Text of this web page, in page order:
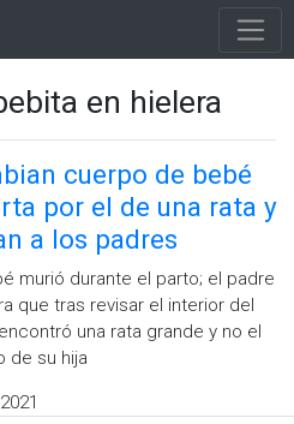
en hielera
cuerpo de bebé
por el de una rata y
a los padres
murió durante el parto; el padre
que tras revisar el interior del
una rata grande y no el
de su hija